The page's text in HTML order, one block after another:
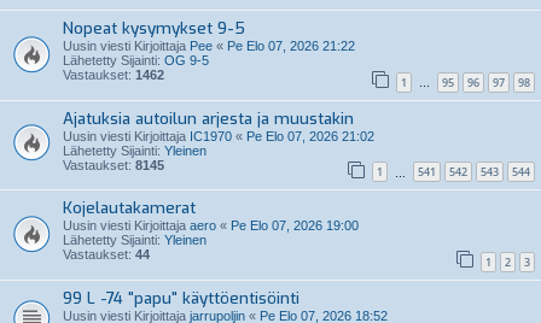
Nopeat kysymykset 9-5
Uusin viesti Kirjoittaja Pee « Pe Elo 07, 2026 21:22
Lähetetty Sijainti: OG 9-5
Vastaukset: 1462 1 … 95 96 97 98
Ajatuksia autoilun arjesta ja muustakin
Uusin viesti Kirjoittaja IC1970 « Pe Elo 07, 2026 21:02
Lähetetty Sijainti: Yleinen
Vastaukset: 8145 1 541 542 543 544
Kojelautakamerat
Uusin viesti Kirjoittaja aero « Pe Elo 07, 2026 19:00
Lähetetty Sijainti: Yleinen
Vastaukset: 44 1 2 3
99 L -74 "papu" käyttöentisöinti
Uusin viesti Kirjoittaja jarrupoljin « Pe Elo 07, 2026 18:52